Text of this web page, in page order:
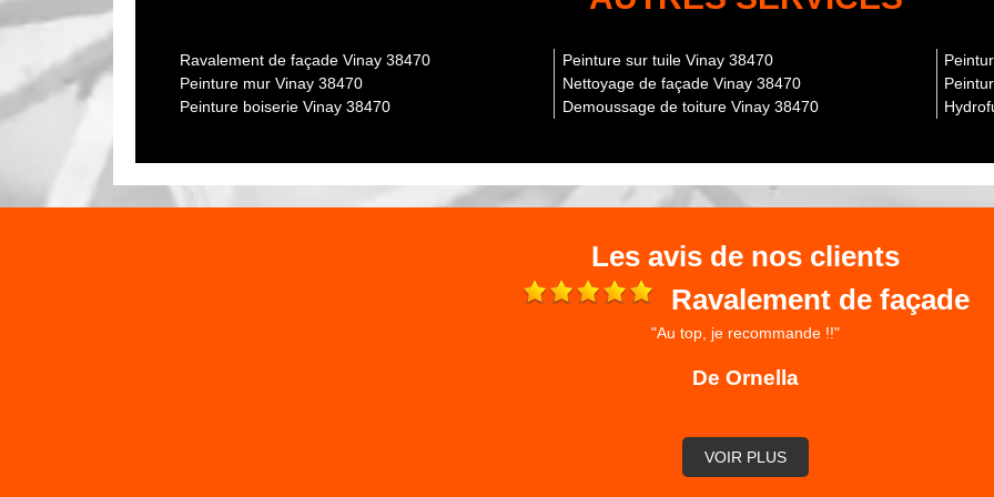
En fait, il faut d'abord enlever les volets c'est-à-dire qu'il faut procéder à un décrochage des éléments. Ensuite, il
est imposé de faire un nettoyage et un séchage de la structure. Pour poursuivre, il est inévitable de décaper la
structure soit en utilisant un chalumeau à gaz ou des produits chimiques. Pour continuer, il est aussi nécessaire
de reboucher les différentes fissures et les trous. Pour finir, les travaux de peinture proprement dite seront
Quand faut-il peindre vos volets ?
En général, il est conseillé de renouveler la peinture de vos volets au moins tous les trois ans. En ce qui concerne
ces derniers. Selon les informations transmises par les professionnels de l'entreprise Isère rénovation spécialiste
de volets, un bois gonflé ou pourri, attaqués par les insectes ou les champignons, une peinture craquelée ou
décolorée, toutes ces raisons justifient la nécessité d'appliquer une nouvelle peinture.
Plusieurs raisons sont avancées par l’entreprise Isère rénovation pour effectuer les travaux de peinture des volets
abîmés l'aspect extérieur et l'esthétisme de l'ensemble de l'habitat. Les destructions sont souvent engendrées par
les différentes agressions extérieures comme les vents violents, les pluies torrentielles et les rayonnements qui
Ravalement de façade Vinay 38470
Peinture mur Vinay 38470
Peinture boiserie Vinay 38470
Peinture sur tuile Vinay 38470
Nettoyage de façade Vinay 38470
Demoussage de toiture Vinay 38470
Les avis de nos clients
Ravalement de façade
"Au top, je recommande !!"
De Ornella
VOIR PLUS